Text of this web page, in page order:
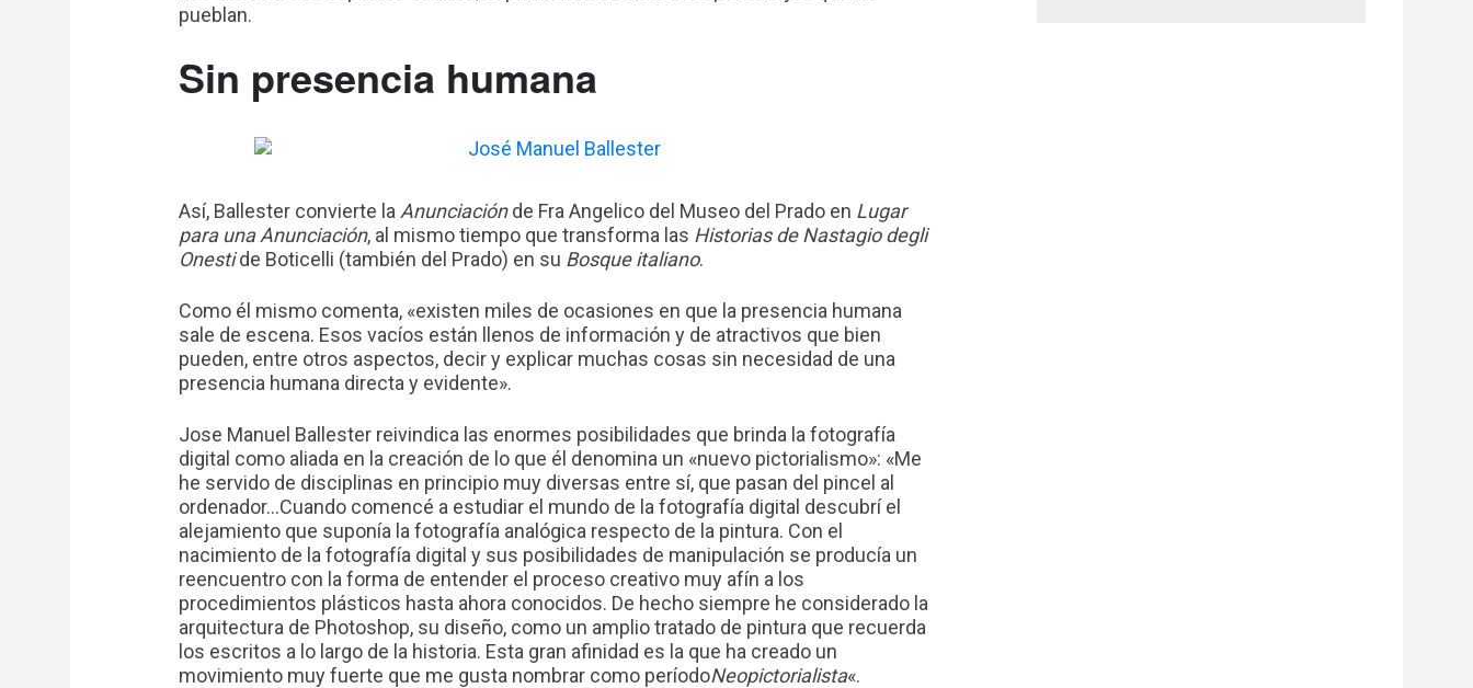
pueblan.
Sin presencia humana
Así, Ballester convierte la Anunciaciónde Fra Angelico del Museo del Prado en Lugar
para una Anunciación, al mismo tiempo que transforma las Historias de Nastagio degli
Onestide Boticelli (también del Prado) en su Bosque italiano.
Como él mismo comenta, «existen miles de ocasiones en que la presencia humana
sale de escena. Esos vacíos están llenos de información y de atractivos que bien
pueden, entre otros aspectos, decir y explicar muchas cosas sin necesidad de una
presencia humana directa y evidente».
Jose Manuel Ballester reivindica las enormes posibilidades que brinda la fotografía
digital como aliada en la creación de lo que él denomina un «nuevo pictorialismo»: «Me
he servido de disciplinas en principio muy diversas entre sí, que pasan del pincel al
ordenador…Cuando comencé a estudiar el mundo de la fotografía digital descubrí el
alejamiento que suponía la fotografía analógica respecto de la pintura. Con el
nacimiento de la fotografía digital y sus posibilidades de manipulación se producía un
reencuentro con la forma de entender el proceso creativo muy afín a los
procedimientos plásticos hasta ahora conocidos. De hecho siempre he considerado la
arquitectura de Photoshop, su diseño, como un amplio tratado de pintura que recuerda
los escritos a lo largo de la historia. Esta gran afinidad es la que ha creado un
movimiento muy fuerte que me gusta nombrar como períodoNeopictorialista«.